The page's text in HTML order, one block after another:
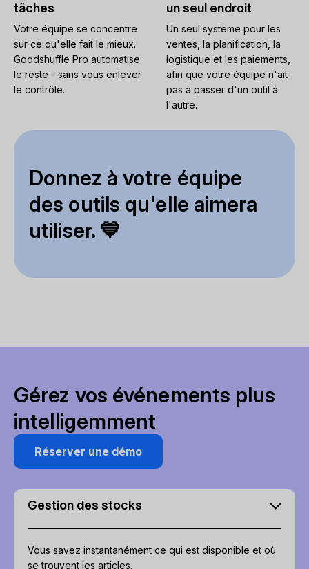
tâches
Votre équipe se concentre
sur ce qu'elle fait le mieux.
Goodshuffle Pro automatise
le reste - sans vous enlever
le contrôle.
un seul endroit
Un seul système pour les
ventes, la planification, la
logistique et les paiements,
afin que votre équipe n'ait
pas à passer d'un outil à
l'autre.
Donnez à votre équipe
des outils qu'elle aimera
utiliser. 💙
Gérez vos événements plus
intelligemment
Réserver une démo
Gestion des stocks
Vous savez instantanément ce qui est disponible et où
se trouvent les articles.